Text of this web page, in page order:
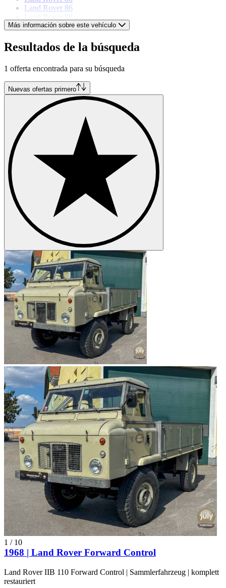
Land Rover 86
Land Rover Defender
Land Rover Range Rover
Land Rover Range Rover Evoque
Land Rover Range Rover Velar
Más información sobre este vehículo
Resultados de la búsqueda
1 offerta encontrada para su búsqueda
Nuevas ofertas primero
1 / 10
1968 | Land Rover Forward Control
Land Rover IIB 110 Forward Control | Sammlerfahrzeug | komplett
restauriert